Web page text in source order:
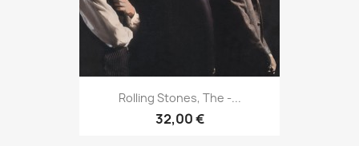
Rolling Stones, The -...
32,00 €